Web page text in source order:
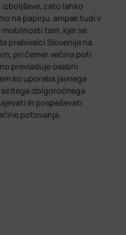
zato lahko
na papirju, ampak tudi v
tam, kjer se
prebivalci Slovenije na
pri čemer večina poti
prevladuje osebni
ko uporaba javnega
dolgoročnega
in pospeševati
potovanja.